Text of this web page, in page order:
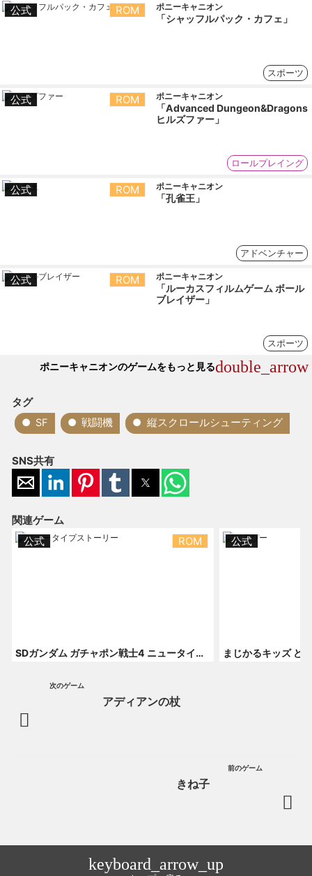
公式 ROM ポニーキャニオン
「シャッフルパック・カフェ」
スポーツ
公式 ROM ポニーキャニオン
「Advanced Dungeon&Dragons
ヒルズファー」
ロールプレイング
公式 ROM ポニーキャニオン
「孔雀王」
アドベンチャー
公式 ROM ポニーキャニオン
「ルーカスフィルムゲーム ボール
ブレイザー」
スポーツ
ポニーキャニオンのゲームをもっと見るdouble_arrow
タグ
SF 戦闘機 縦スクロールシューティング
SNS共有
関連ゲーム
公式
ROM
SDガンダム ガチャポン戦士4 ニュータイプストーリー
公式
まじかるキッズ ど
次のゲーム
アディアンの杖
前のゲーム
きね子
keyboard_arrow_up